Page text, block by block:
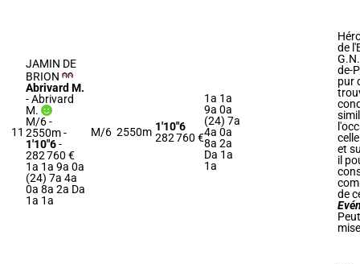
11
JAMIN DE
BRION
Abrivard M.
-Abrivard
M.
M/6 -
2550m-
1'10"6-
282 760 €
1a 1a 9a 0a
(24) 7a 4a
0a 8a 2a Da
1a 1a
M/6 2550m 1'10"6
282 760 €
1a 1a
9a 0a
(24) 7a
4a 0a
8a 2a
Da 1a
1a
de
de-
pur
et
il
de